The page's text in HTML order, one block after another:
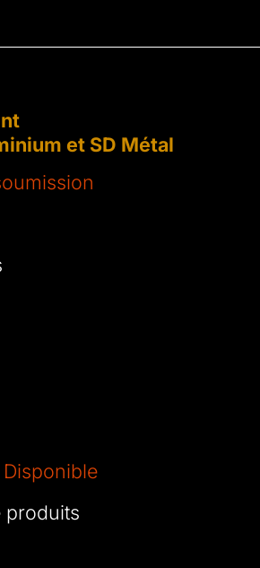
et SD Métal
produits